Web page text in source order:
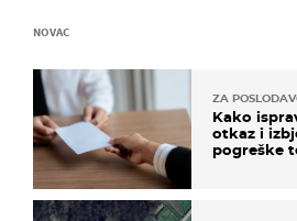
NOVAC
ZA
Kako
otkaz i
pogreške